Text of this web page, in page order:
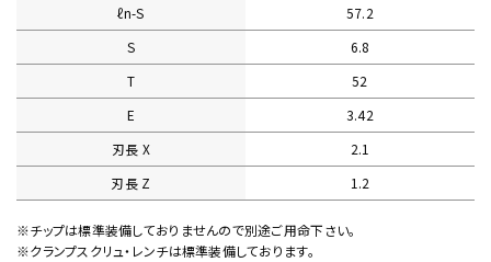
ℓn-S
57.2
S
6.8
T
52
E
3.42
刃長 X
2.1
刃長 Z
1.2
※チップは標準装備しておりませんので別途ご用命下さい。
※クランプスクリュ・レンチは標準装備しております。